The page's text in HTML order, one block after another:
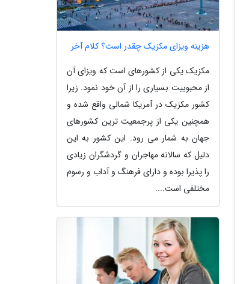
هزینه ویزای مکزیک چقدر است؟ کلام آخر
مکزیک یکی از کشورهای است که ویزای آن
از محبوبیت بسیاری را از آن خود نمود. زیرا
کشور مکزیک در آمریکا شمالی واقع شده و
همچنین یکی از پرجمعیت ترین کشورهای
جهان به شمار می رود. این کشور به این
دلیل که سالانه مهاجران و گردشگران زیادی
را پذیرا بوده و دارای فرهنگ و آداب و رسوم
مختلفی است....